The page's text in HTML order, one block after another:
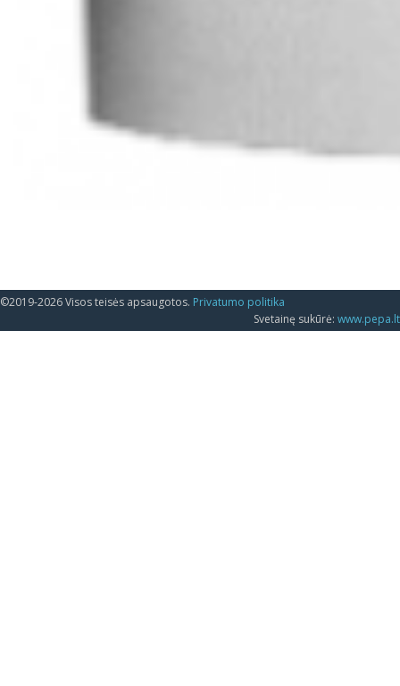
©2019-2026 Visos teisės apsaugotos. Privatumo politika
Svetainę sukūrė: www.pepa.lt